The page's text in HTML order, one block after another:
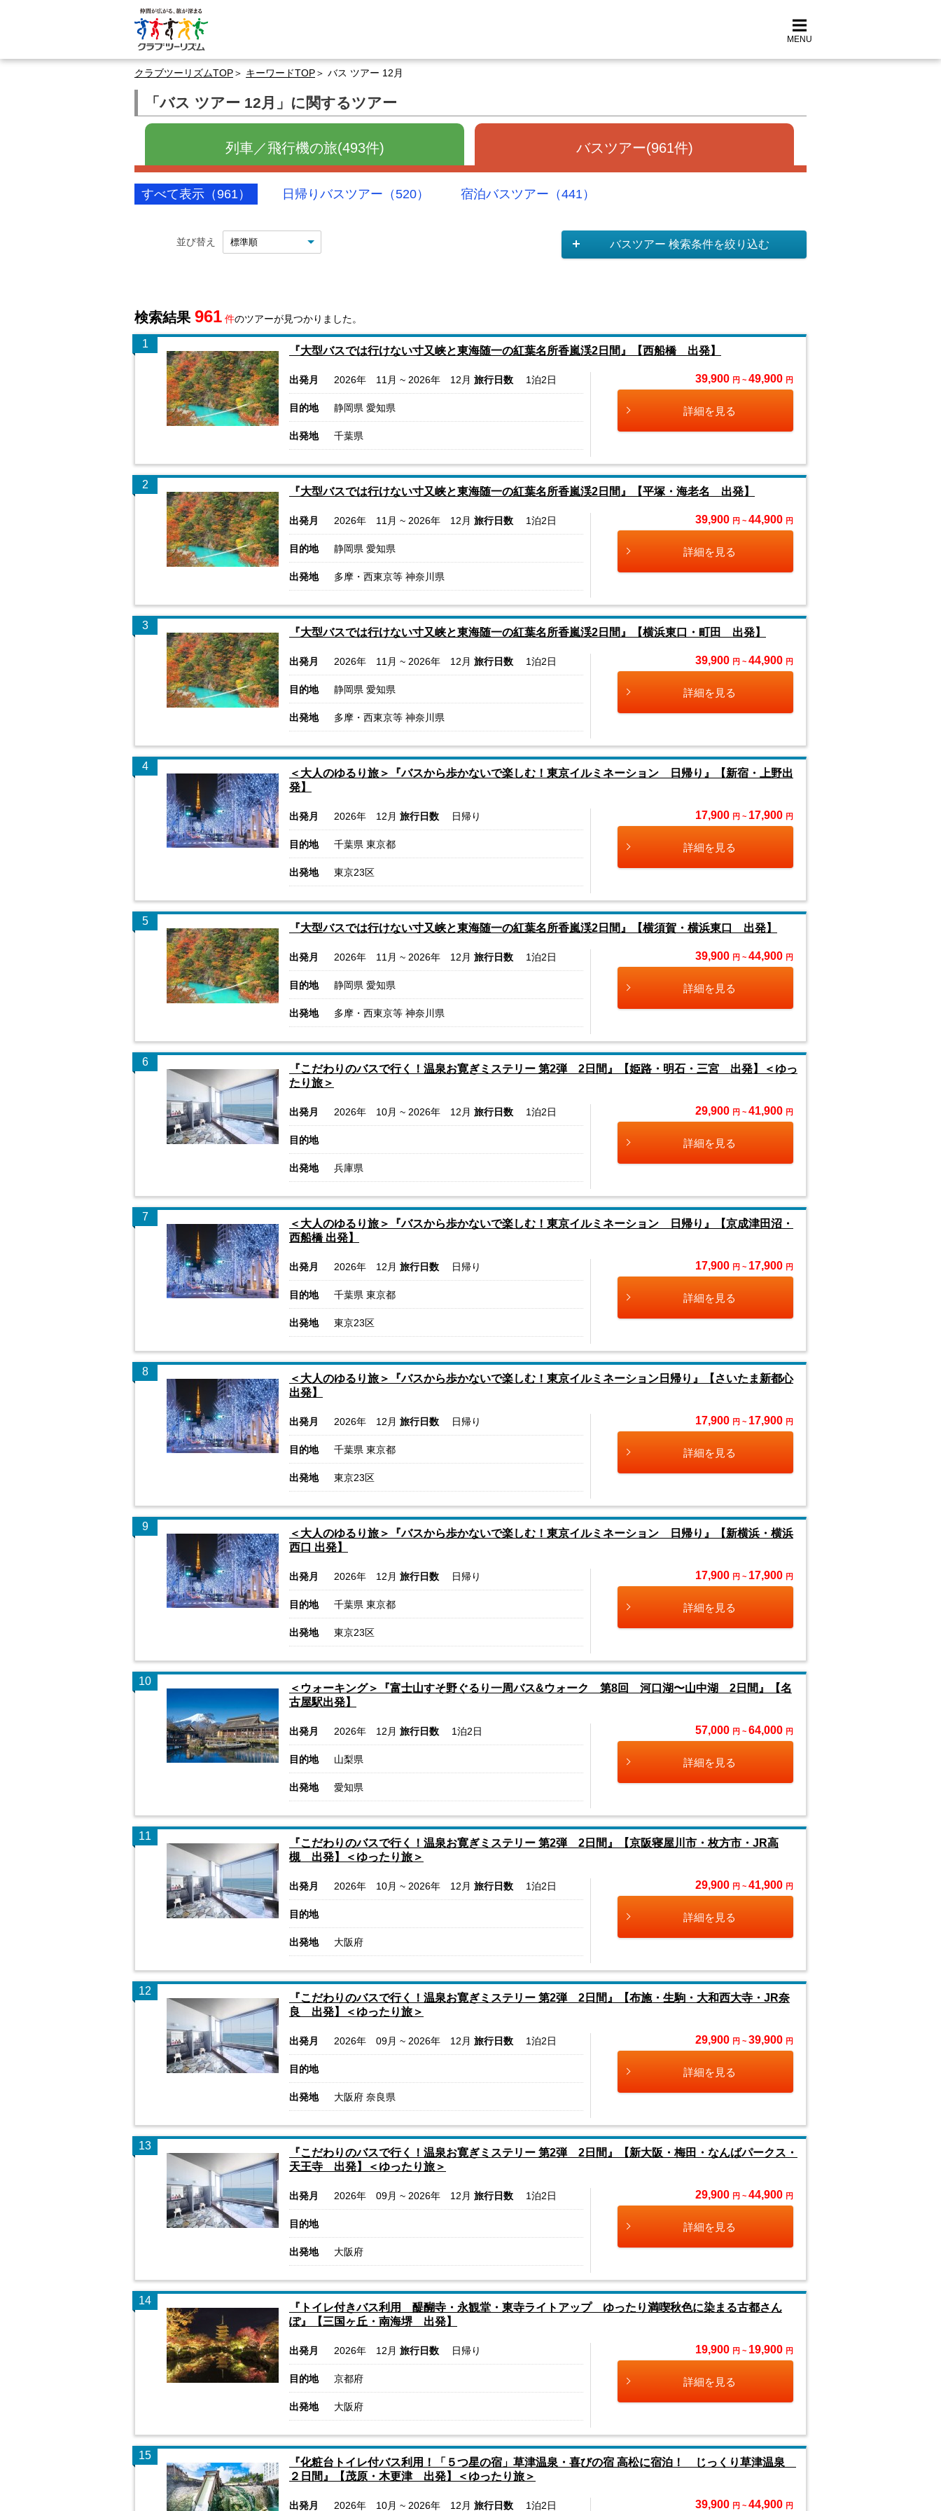
MENU
クラブツーリズムTOP キーワードTOP バス ツアー 12月
「バス ツアー 12月」に関するツアー
列車／飛行機の旅(493件) バスツアー(961件)
すべて表示（961） 日帰りバスツアー（520） 宿泊バスツアー（441）
並び替え バスツアー 検索条件を絞り込む
検索結果 961 件のツアーが見つかりました。
1
『大型バスでは行けない寸又峡と東海随一の紅葉名所香嵐渓2日間』【西船橋 出発】
出発月 2026年 11月 ~ 2026年 12月 旅行日数 1泊2日
目的地 静岡県 愛知県
出発地 千葉県
39,900 円 ~ 49,900 円
詳細を見る
2
『大型バスでは行けない寸又峡と東海随一の紅葉名所香嵐渓2日間』【平塚・海老名 出発】
出発月 2026年 11月 ~ 2026年 12月 旅行日数 1泊2日
目的地 静岡県 愛知県
出発地 多摩・西東京等 神奈川県
39,900 円 ~ 44,900 円
詳細を見る
3
『大型バスでは行けない寸又峡と東海随一の紅葉名所香嵐渓2日間』【横浜東口・町田 出発】
出発月 2026年 11月 ~ 2026年 12月 旅行日数 1泊2日
目的地 静岡県 愛知県
出発地 多摩・西東京等 神奈川県
39,900 円 ~ 44,900 円
詳細を見る
4
＜大人のゆるり旅＞『バスから歩かないで楽しむ！東京イルミネーション 日帰り』【新宿・上野出
発】
出発月 2026年 12月 旅行日数 日帰り
目的地 千葉県 東京都
出発地 東京23区
17,900 円 ~ 17,900 円
詳細を見る
5
『大型バスでは行けない寸又峡と東海随一の紅葉名所香嵐渓2日間』【横須賀・横浜東口 出発】
出発月 2026年 11月 ~ 2026年 12月 旅行日数 1泊2日
目的地 静岡県 愛知県
出発地 多摩・西東京等 神奈川県
39,900 円 ~ 44,900 円
詳細を見る
6
『こだわりのバスで行く！温泉お寛ぎミステリー 第2弾 2日間』【姫路・明石・三宮 出発】＜ゆっ
たり旅＞
出発月 2026年 10月 ~ 2026年 12月 旅行日数 1泊2日
目的地
出発地 兵庫県
29,900 円 ~ 41,900 円
詳細を見る
7
＜大人のゆるり旅＞『バスから歩かないで楽しむ！東京イルミネーション 日帰り』【京成津田沼・
西船橋 出発】
出発月 2026年 12月 旅行日数 日帰り
目的地 千葉県 東京都
出発地 東京23区
17,900 円 ~ 17,900 円
詳細を見る
8
＜大人のゆるり旅＞『バスから歩かないで楽しむ！東京イルミネーション日帰り』【さいたま新都心
出発】
出発月 2026年 12月 旅行日数 日帰り
目的地 千葉県 東京都
出発地 東京23区
17,900 円 ~ 17,900 円
詳細を見る
9
＜大人のゆるり旅＞『バスから歩かないで楽しむ！東京イルミネーション 日帰り』【新横浜・横浜
西口 出発】
出発月 2026年 12月 旅行日数 日帰り
目的地 千葉県 東京都
出発地 東京23区
17,900 円 ~ 17,900 円
詳細を見る
10
＜ウォーキング＞『富士山すそ野ぐるり一周バス&ウォーク 第8回 河口湖〜山中湖 2日間』【名
古屋駅出発】
出発月 2026年 12月 旅行日数 1泊2日
目的地 山梨県
出発地 愛知県
57,000 円 ~ 64,000 円
詳細を見る
11
『こだわりのバスで行く！温泉お寛ぎミステリー 第2弾 2日間』【京阪寝屋川市・枚方市・JR高
槻 出発】＜ゆったり旅＞
出発月 2026年 10月 ~ 2026年 12月 旅行日数 1泊2日
目的地
出発地 大阪府
29,900 円 ~ 41,900 円
詳細を見る
12
『こだわりのバスで行く！温泉お寛ぎミステリー 第2弾 2日間』【布施・生駒・大和西大寺・JR奈
良 出発】＜ゆったり旅＞
出発月 2026年 09月 ~ 2026年 12月 旅行日数 1泊2日
目的地
出発地 大阪府 奈良県
29,900 円 ~ 39,900 円
詳細を見る
13
『こだわりのバスで行く！温泉お寛ぎミステリー 第2弾 2日間』【新大阪・梅田・なんばパークス・
天王寺 出発】＜ゆったり旅＞
出発月 2026年 09月 ~ 2026年 12月 旅行日数 1泊2日
目的地
出発地 大阪府
29,900 円 ~ 44,900 円
詳細を見る
14
『トイレ付きバス利用 醍醐寺・永観堂・東寺ライトアップ ゆったり満喫秋色に染まる古都さん
ぽ』【三国ヶ丘・南海堺 出発】
出発月 2026年 12月 旅行日数 日帰り
目的地 京都府
出発地 大阪府
19,900 円 ~ 19,900 円
詳細を見る
15
『化粧台トイレ付バス利用！「５つ星の宿」草津温泉・喜びの宿 高松に宿泊！ じっくり草津温泉
２日間』【茂原・木更津 出発】＜ゆったり旅＞
出発月 2026年 10月 ~ 2026年 12月 旅行日数 1泊2日 39,900 円 ~ 44,900 円